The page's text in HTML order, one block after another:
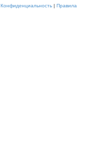
Конфиденциальность | Правила